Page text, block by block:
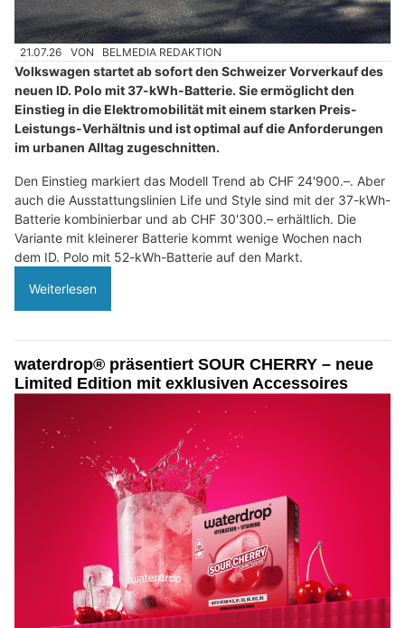
21.07.26 VON BELMEDIA REDAKTION
Volkswagen startet ab sofort den Schweizer Vorverkauf des
neuen ID. Polo mit 37-kWh-Batterie. Sie ermöglicht den
Einstieg in die Elektromobilität mit einem starken Preis-
Leistungs-Verhältnis und ist optimal auf die Anforderungen
im urbanen Alltag zugeschnitten.
Den Einstieg markiert das Modell Trend ab CHF 24'900.–. Aber
auch die Ausstattungslinien Life und Style sind mit der 37-kWh-
Batterie kombinierbar und ab CHF 30'300.– erhältlich. Die
Variante mit kleinerer Batterie kommt wenige Wochen nach
dem ID. Polo mit 52-kWh-Batterie auf den Markt.
Weiterlesen
waterdrop® präsentiert SOUR CHERRY – neue
Limited Edition mit exklusiven Accessoires